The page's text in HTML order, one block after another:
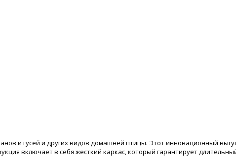
и гусей и других видов домашней птицы. Этот инновационный
включает в себя жесткий каркас, который гарантирует